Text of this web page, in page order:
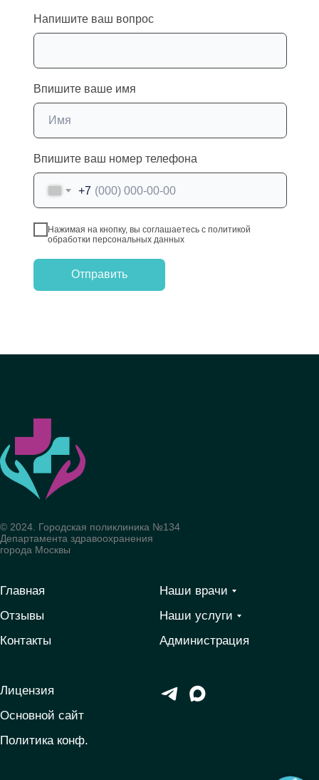
медицинский университет
Специальность:Неврология
Напишите ваш вопрос
Впишите ваше имя
Впишите ваш номер телефона
+7
Нажимая на кнопку, вы соглашаетесь с политикой
обработки персональных данных
Отправить
© 2024. Городская поликлиника №134
Департамента здравоохранения
города Москвы
Главная
Отзывы
Контакты
Наши врачи
Наши услуги
Администрация
Лицензия
Основной сайт
Политика конф.